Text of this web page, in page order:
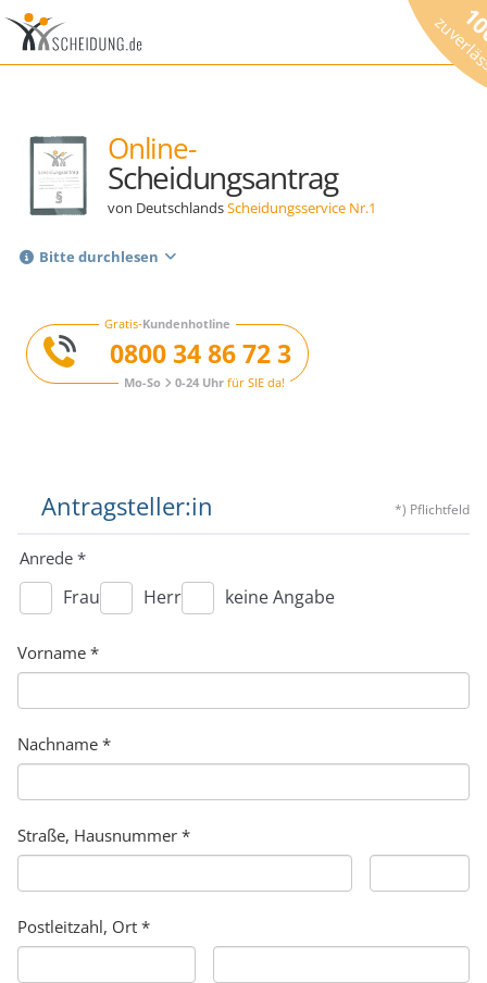
Online-
Scheidungsantrag
von DeutschlandsScheidungsservice Nr.1
Bitte durchlesen
Gratis-Kundenhotline
0800 34 86 72 3
Mo-So 0-24 Uhrfür SIE da!
Antragsteller:in *) Pflichtfeld
Anrede *
Frau Herr keine Angabe
Vorname *
Nachname *
Straße, Hausnummer *
Postleitzahl, Ort *